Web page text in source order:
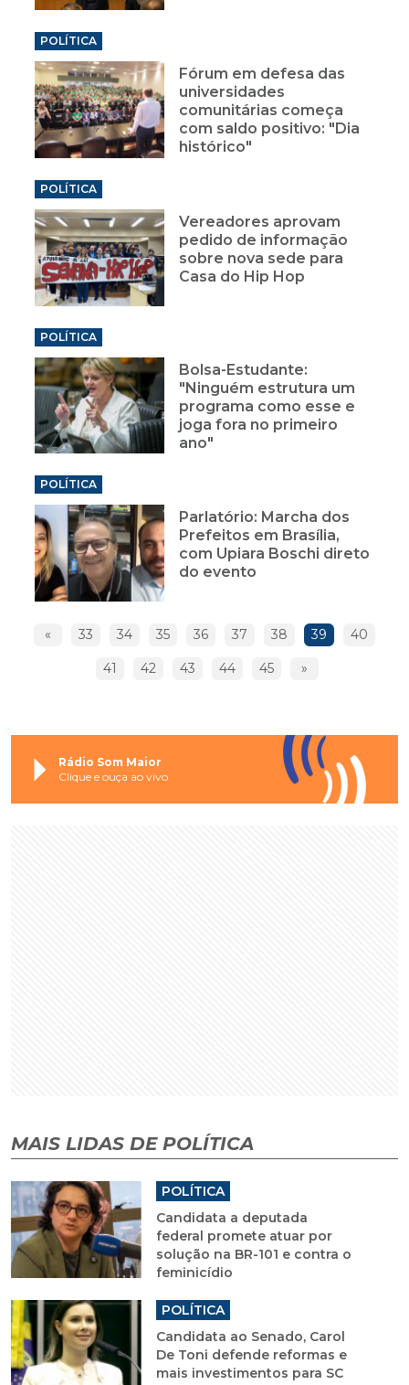
POLÍTICA
Fórum em defesa das
universidades
comunitárias começa
com saldo positivo: "Dia
histórico"
POLÍTICA
Vereadores aprovam
pedido de informação
sobre nova sede para
Casa do Hip Hop
POLÍTICA
Bolsa-Estudante:
"Ninguém estrutura um
programa como esse e
joga fora no primeiro
ano"
POLÍTICA
Parlatório: Marcha dos
Prefeitos em Brasília,
com Upiara Boschi direto
do evento
« 33 34 35 36 37 38 39 40
41 42 43 44 45 »
Rádio Som Maior
Clique e ouça ao vivo
MAIS LIDAS DE POLÍTICA
POLÍTICA
Candidata a deputada
federal promete atuar por
solução na BR-101 e contra o
feminicídio
POLÍTICA
Candidata ao Senado, Carol
De Toni defende reformas e
mais investimentos para SC